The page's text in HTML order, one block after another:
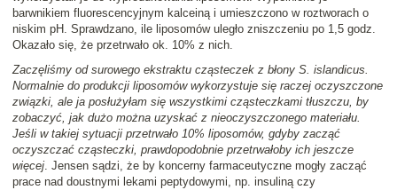
barwnikiem fluorescencyjnym kalceiną i umieszczono w roztworach o
niskim pH. Sprawdzano, ile liposomów uległo zniszczeniu po 1,5 godz.
Okazało się, że przetrwało ok. 10% z nich.
Zaczęliśmy od surowego ekstraktu cząsteczek z błony S. islandicus.
Normalnie do produkcji liposomów wykorzystuje się raczej oczyszczone
związki, ale ja posłużyłam się wszystkimi cząsteczkami tłuszczu, by
zobaczyć, jak dużo można uzyskać z nieoczyszczonego materiału.
Jeśli w takiej sytuacji przetrwało 10% liposomów, gdyby zacząć
oczyszczać cząsteczki, prawdopodobnie przetrwałoby ich jeszcze
więcej. Jensen sądzi, że by koncerny farmaceutyczne mogły zacząć
prace nad doustnymi lekami peptydowymi, np. insuliną czy